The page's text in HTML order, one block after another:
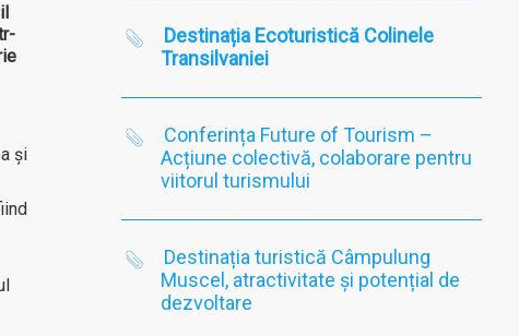
și
Destinația Ecoturistică Colinele
Transilvaniei
Conferința Future of Tourism –
Acțiune colectivă, colaborare pentru
viitorul turismului
Destinația turistică Câmpulung
Muscel, atractivitate și potențial de
dezvoltare